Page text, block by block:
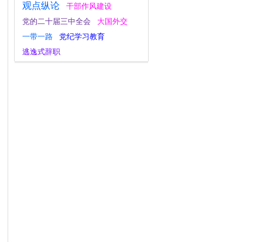
观点纵论
干部作风建设
党的二十届三中全会
大国外交
一带一路
党纪学习教育
逃逸式辞职